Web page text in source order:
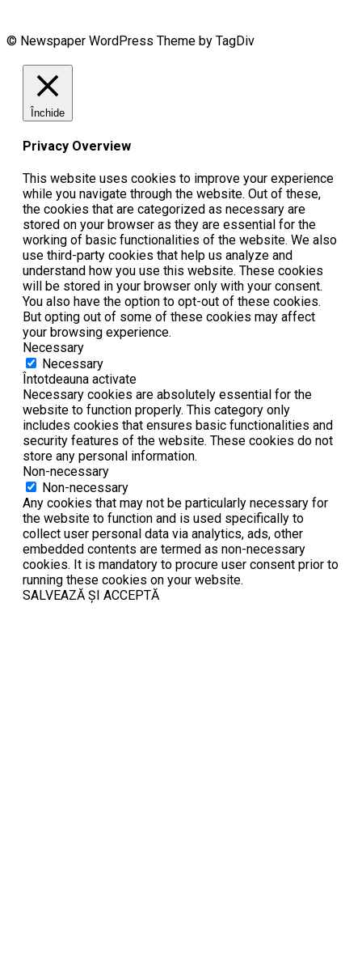
© Newspaper WordPress Theme by TagDiv
Închide
Privacy Overview
This website uses cookies to improve your experience
while you navigate through the website. Out of these,
the cookies that are categorized as necessary are
stored on your browser as they are essential for the
working of basic functionalities of the website. We also
use third-party cookies that help us analyze and
understand how you use this website. These cookies
will be stored in your browser only with your consent.
You also have the option to opt-out of these cookies.
But opting out of some of these cookies may affect
your browsing experience.
Necessary
Necessary
Întotdeauna activate
Necessary cookies are absolutely essential for the
website to function properly. This category only
includes cookies that ensures basic functionalities and
security features of the website. These cookies do not
store any personal information.
Non-necessary
Non-necessary
Any cookies that may not be particularly necessary for
the website to function and is used specifically to
collect user personal data via analytics, ads, other
embedded contents are termed as non-necessary
cookies. It is mandatory to procure user consent prior to
running these cookies on your website.
SALVEAZĂ ȘI ACCEPTĂ